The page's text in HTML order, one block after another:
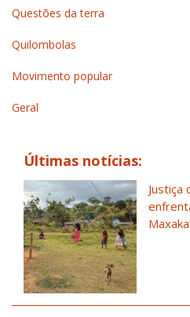
Questões da terra
Quilombolas
Movimento popular
Geral
Últimas notícias: